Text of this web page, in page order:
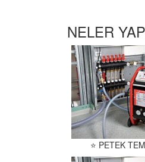
NELER
⭐ PETEK